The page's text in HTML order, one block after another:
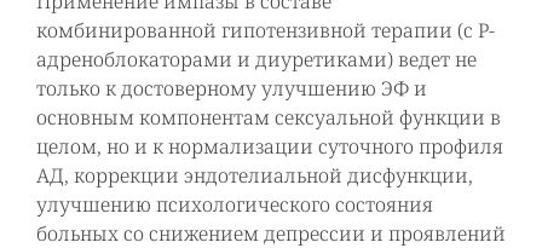
комбинированной гипотензивной терапии (с Р-
адреноблокаторами и диуретиками) ведет не
только к достоверному улучшению ЭФ и
основным компонентам сексуальной функции в
целом, но и к нормализации суточного профиля
АД, коррекции эндотелиальной дисфункции,
улучшению психологического состояния
больных со снижением депрессии и проявлений